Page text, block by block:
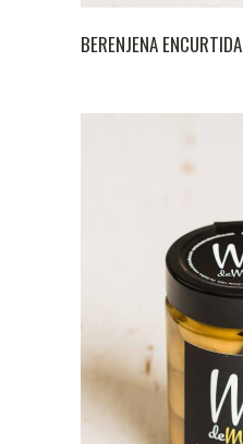
BERENJENA ENCURTIDA